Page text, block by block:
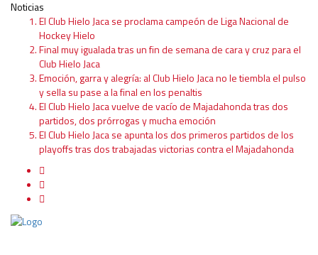
Noticias
El Club Hielo Jaca se proclama campeón de Liga Nacional de
Hockey Hielo
Final muy igualada tras un fin de semana de cara y cruz para el
Club Hielo Jaca
Emoción, garra y alegría: al Club Hielo Jaca no le tiembla el pulso
y sella su pase a la final en los penaltis
El Club Hielo Jaca vuelve de vacío de Majadahonda tras dos
partidos, dos prórrogas y mucha emoción
El Club Hielo Jaca se apunta los dos primeros partidos de los
playoffs tras dos trabajadas victorias contra el Majadahonda